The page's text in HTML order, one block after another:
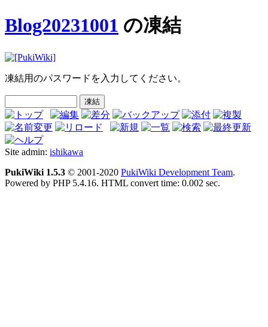
Blog20231001 の凍結
凍結用のパスワードを入力してください。
Site admin: ishikawa
PukiWiki 1.5.3 © 2001-2020 PukiWiki Development Team.
Powered by PHP 5.4.16. HTML convert time: 0.002 sec.